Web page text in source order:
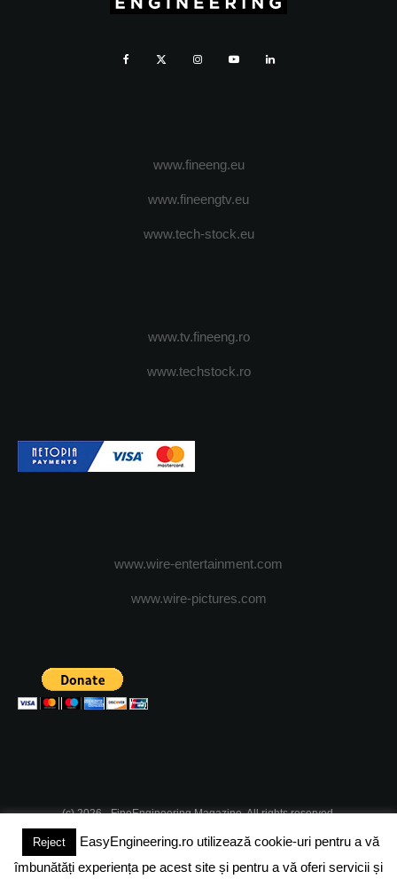
www.fineeng.eu
www.fineengtv.eu
www.tech-stock.eu
www.tv.fineeng.ro
www.techstock.ro
www.wire-entertainment.com
www.wire-pictures.com
(c) 2026 - FineEngineering Magazine. All rights reserved.
DESPRE NOI ABONAMENT
Reject
EasyEngineering.ro utilizează cookie-uri pentru a vă
îmbunătăți experiența pe acest site și pentru a vă oferi servicii și